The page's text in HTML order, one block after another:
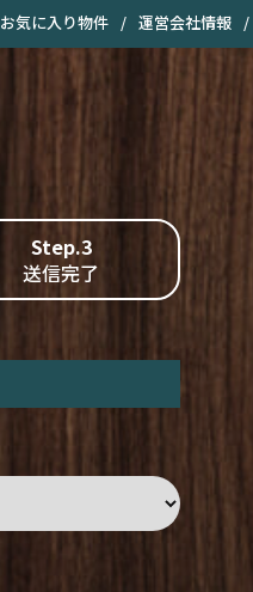
お気に入り物件 / 運営会社情報 /
Step.3
送信完了